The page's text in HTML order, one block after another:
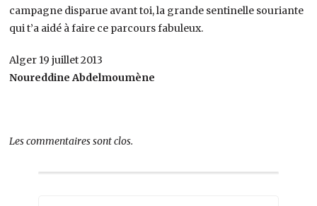
campagne disparue avant toi, la grande sentinelle souriante
qui t’a aidé à faire ce parcours fabuleux.
Alger 19 juillet 2013
Noureddine Abdelmoumène
Les commentaires sont clos.